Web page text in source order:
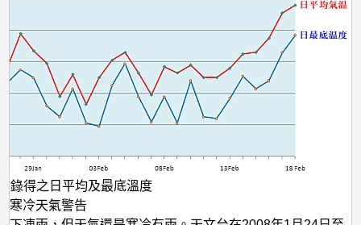
錄得之日平均及最底溫度
寒冷天氣警告